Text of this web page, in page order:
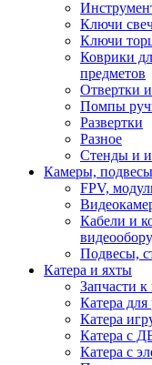
Ключи
Ключи
Коврики
предметов
Отвертки
Помпы
Развертки
Разное
Стенды и
Камеры,
FPV,
Кабели и
Подвесы,
Катера и яхты
Запчасти к
Катера
Катера
Катера с
Катера с